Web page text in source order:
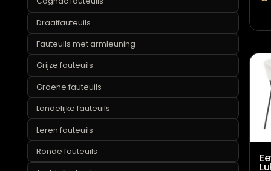
Fauteuils
Beige fauteuils
Cognac fauteuils
Draaifauteuils
Fauteuils met armleuning
Grijze fauteuils
Groene fauteuils